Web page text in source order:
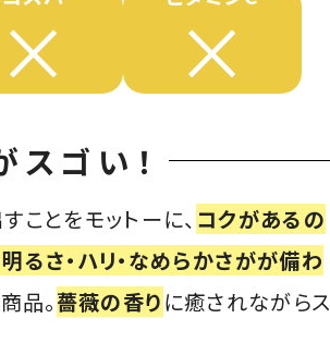
× ×
ゴい！
ことをモットーに、 コクがあるの
るさ・ハリ・なめらかさがが備わ
品。薔薇の香りに癒されながらス